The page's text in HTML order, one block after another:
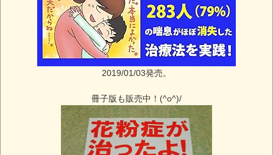
2019/01/03発売。
冊子版も販売中！(^o^)/